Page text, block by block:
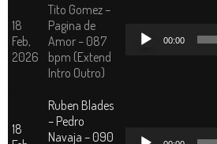
18
Feb,
2026
Tito Gomez –
Pagina de
Amor – 087
bpm (Extend
Intro Outro)
Reproductor
00:00
18
Ruben Blades
– Pedro
Navaja – 090
Reproductor